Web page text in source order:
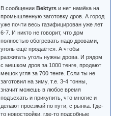
В сообщении Bektyrsи нет намёка на
промышленную заготовку дров. А город
уже почти весь газифицирован уже лет
6-7. И никто не говорит, что дом
полностью обогревать надо дровами,
уголь ещё продаётся. А чтобы
разжигать уголь нужны дрова. И рядом
с мешком дров за 1000 тенге, продают
мешок угля за 700 тенге. Если ты не
заготовил на зиму, т.е. 3-4 тонны,
значит можешь в любое время
подъехать и прикупить, что многие и
делают проезжай по пути, с рынка. Где-
то новостройки, где-то подсобные